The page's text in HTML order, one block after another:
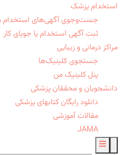
استخدام پزشک
جست‌وجوی آگهی‌های استخدام
ثبت آگهی استخدام یا جویای کار
مراکز درمانی و زیبایی
جستجوی کلینیک‌ها
پنل کلینیک من
دانشجویان و محققان پزشکی
دانلود رایگان کتابهای پزشکی
مقالات آموزشی
JAMA